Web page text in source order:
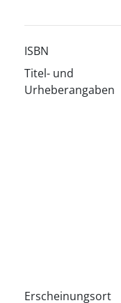
ISBN
Titel- und
Urheberangaben
Erscheinungsort